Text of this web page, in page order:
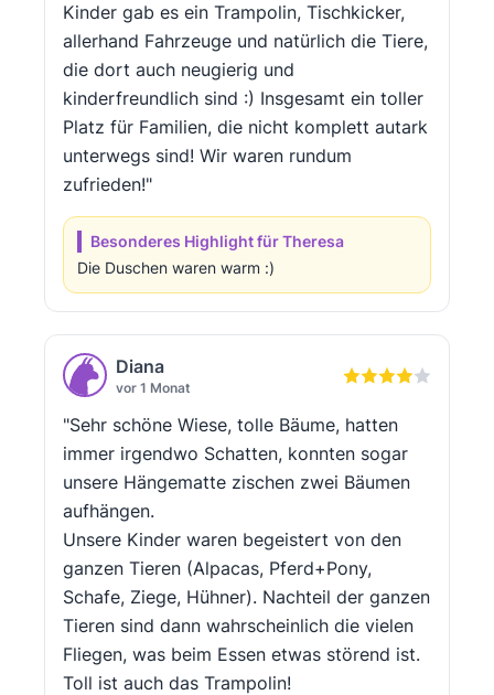
Kinder gab es ein Trampolin, Tischkicker,
allerhand Fahrzeuge und natürlich die Tiere,
die dort auch neugierig und
kinderfreundlich sind :) Insgesamt ein toller
Platz für Familien, die nicht komplett autark
unterwegs sind! Wir waren rundum
zufrieden!"
Besonderes Highlight für Theresa
Die Duschen waren warm :)
Diana
vor 1 Monat
"Sehr schöne Wiese, tolle Bäume, hatten
immer irgendwo Schatten, konnten sogar
unsere Hängematte zischen zwei Bäumen
aufhängen.
Unsere Kinder waren begeistert von den
ganzen Tieren (Alpacas, Pferd+Pony,
Schafe, Ziege, Hühner). Nachteil der ganzen
Tieren sind dann wahrscheinlich die vielen
Fliegen, was beim Essen etwas störend ist.
Toll ist auch das Trampolin!